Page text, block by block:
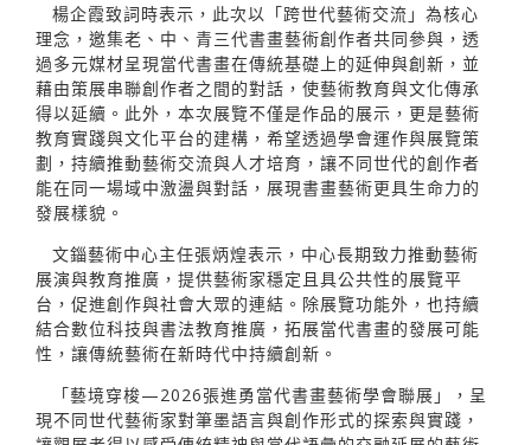
楊企霞致詞時表示，此次以「跨世代藝術交流」為核心
理念，邀集老、中、青三代書畫藝術創作者共同參與，透
過多元媒材呈現當代書畫在傳統基礎上的延伸與創新，並
藉由策展串聯創作者之間的對話，使藝術教育與文化傳承
得以延續。此外，本次展覽不僅是作品的展示，更是藝術
教育實踐與文化平台的建構，希望透過學會運作與展覽策
劃，持續推動藝術交流與人才培育，讓不同世代的創作者
能在同一場域中激盪與對話，展現書畫藝術更具生命力的
發展樣貌。
文錙藝術中心主任張炳煌表示，中心長期致力推動藝術
展演與教育推廣，提供藝術家穩定且具公共性的展覽平
台，促進創作與社會大眾的連結。除展覽功能外，也持續
結合數位科技與書法教育推廣，拓展當代書畫的發展可能
性，讓傳統藝術在新時代中持續創新。
「藝境穿梭—2026張進勇當代書畫藝術學會聯展」，呈
現不同世代藝術家對筆墨語言與創作形式的探索與實踐，